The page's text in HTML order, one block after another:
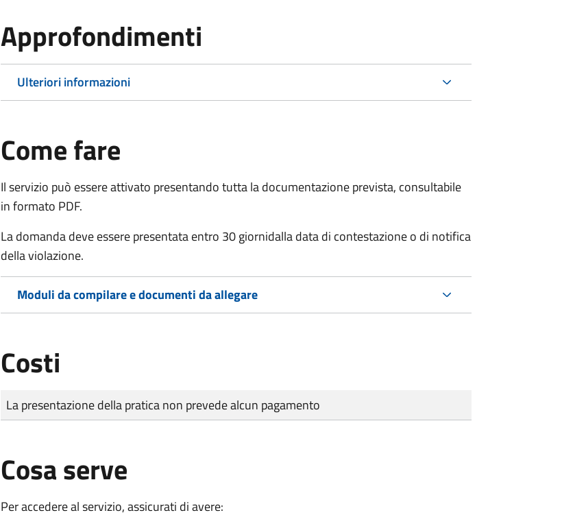
Approfondimenti
Ulteriori informazioni
Come fare
Il servizio può essere attivato presentando tutta la documentazione prevista, consultabile
in formato PDF.
La domanda deve essere presentata entro 30 giornidalla data di contestazione o di notifica
della violazione.
Moduli da compilare e documenti da allegare
Costi
Tipo di pagamento
Importo
La presentazione della pratica non prevede alcun pagamento
Cosa serve
Per accedere al servizio, assicurati di avere: